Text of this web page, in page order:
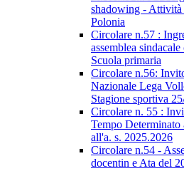
shadowing - Attività
Polonia
Circolare n.57 :
assemblea
Scuola primaria
Circolare n.56:
Nazionale Lega
Stagione sportiva
Circolare n. 55 :
Tempo
all'a. s. 2025.2026
Circolare n.54 -
docentin e Ata del